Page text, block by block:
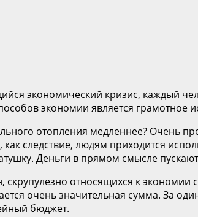
экономический кризис, каждый
экономии является грамотное
отопления медленнее? Очень
следствие, людям приходится
Деньги в прямом смысле
относящихся к экономии
очень значительная сумма. За
бюджет.